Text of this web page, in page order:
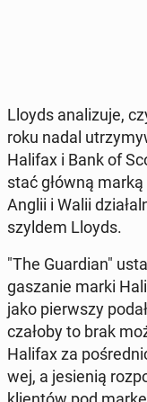
Lloyds ana­li­zu­je,
roku nadal
Halifax i Bank of
stać główną
Anglii i Walii
szyldem Lloyds.
"The Gu­ar­dian"
ga­sza­nie marki
jako pierw­szy
cza­ło­by to brak
Halifax za
wej, a je­sie­nią